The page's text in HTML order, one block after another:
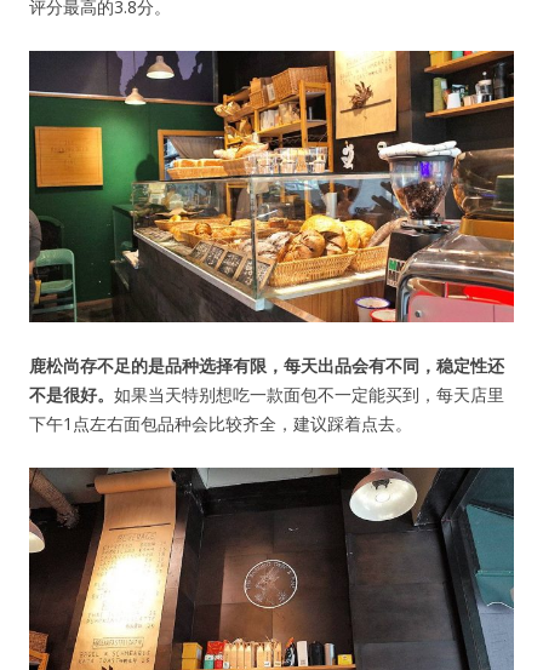
评分最高的3.8分。
鹿松尚存不足的是品种选择有限，每天出品会有不同，稳定性还
不是很好。 如果当天特别想吃一款面包不一定能买到，每天店里
下午1点左右面包品种会比较齐全，建议踩着点去。